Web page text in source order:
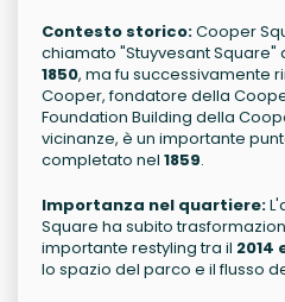
Contesto storico:Cooper
chiamato "Stuyvesant
1850, ma fu successivamente
Cooper, fondatore della
Foundation Building della
vicinanze, è un importante
completato nel 1859.
Importanza nel quartiere:
Square ha subito
importante restyling tra il 2014
lo spazio del parco e il flusso